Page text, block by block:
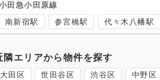
田急小田原線
南新宿駅 参宮橋駅 代々木八幡駅
隣エリアから物件を探す
大田区 世田谷区 渋谷区 中野区